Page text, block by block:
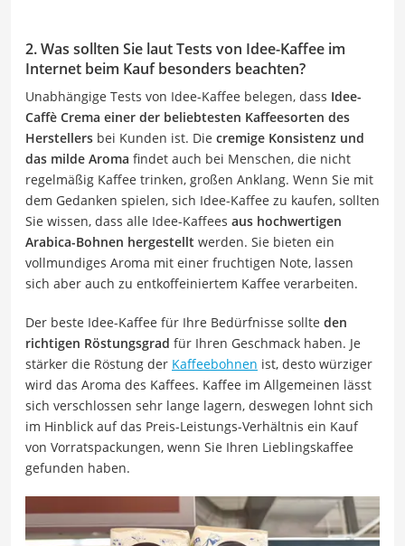
2. Was sollten Sie laut Tests von Idee-Kaffee im
Internet beim Kauf besonders beachten?
Unabhängige Tests von Idee-Kaffee belegen, dass Idee-
Caffè Crema einer der beliebtesten Kaffeesorten des
Herstellers bei Kunden ist. Die cremige Konsistenz und
das milde Aroma findet auch bei Menschen, die nicht
regelmäßig Kaffee trinken, großen Anklang. Wenn Sie mit
dem Gedanken spielen, sich Idee-Kaffee zu kaufen, sollten
Sie wissen, dass alle Idee-Kaffees aus hochwertigen
Arabica-Bohnen hergestellt werden. Sie bieten ein
vollmundiges Aroma mit einer fruchtigen Note, lassen
sich aber auch zu entkoffeiniertem Kaffee verarbeiten.
Der beste Idee-Kaffee für Ihre Bedürfnisse sollte den
richtigen Röstungsgrad für Ihren Geschmack haben. Je
stärker die Röstung der Kaffeebohnen ist, desto würziger
wird das Aroma des Kaffees. Kaffee im Allgemeinen lässt
sich verschlossen sehr lange lagern, deswegen lohnt sich
im Hinblick auf das Preis-Leistungs-Verhältnis ein Kauf
von Vorratspackungen, wenn Sie Ihren Lieblingskaffee
gefunden haben.